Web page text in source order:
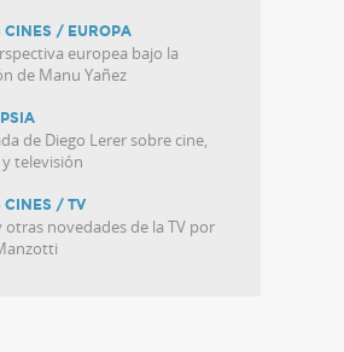
CINES / EUROPA
europea bajo la
de Manu Yañez
de Diego Lerer sobre cine,
televisión
CINES / TV
otras novedades de la TV por